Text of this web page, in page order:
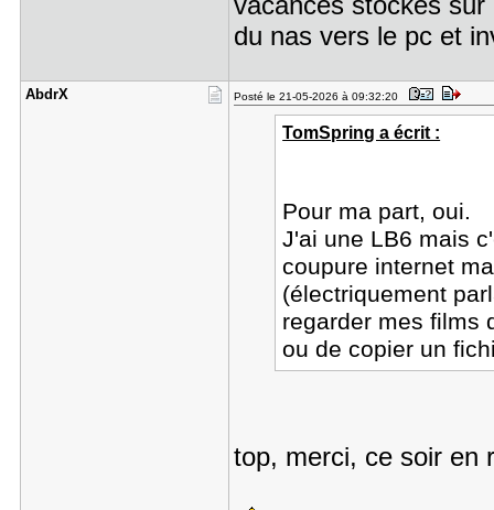
du nas vers le pc et
AbdrX Posté le 21-05-2026 à 09:32:20
TomSpring a écrit :
Pour ma part, oui.
J'ai une LB6 mais
coupure internet
(électriquement
regarder mes films
ou de copier un
top, merci, ce soir